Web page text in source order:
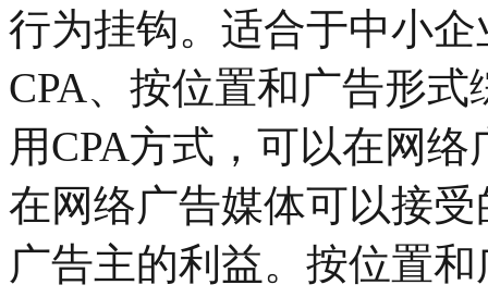
行为挂钩。适合于中小
CPA、按位置和广告形
用CPA方式，可以在网
在网络广告媒体可以接
广告主的利益。按位置